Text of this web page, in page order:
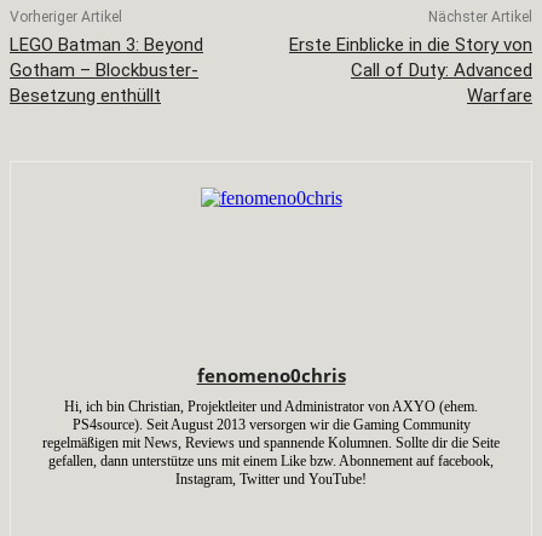
Vorheriger Artikel
LEGO Batman 3: Beyond
Gotham – Blockbuster-
Besetzung enthüllt
Nächster Artikel
Erste Einblicke in die Story von
Call of Duty: Advanced
Warfare
fenomeno0chris
Hi, ich bin Christian, Projektleiter und Administrator von AXYO (ehem.
PS4source). Seit August 2013 versorgen wir die Gaming Community
regelmäßigen mit News, Reviews und spannende Kolumnen. Sollte dir die Seite
gefallen, dann unterstütze uns mit einem Like bzw. Abonnement auf facebook,
Instagram, Twitter und YouTube!